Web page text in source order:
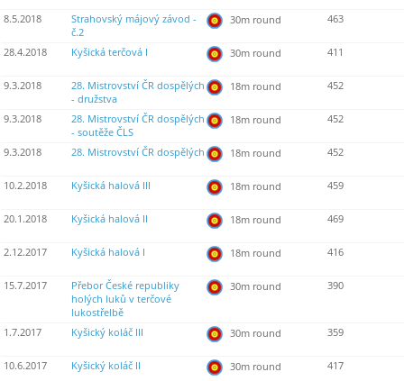
8.5.2018
Strahovský májový závod -
č.2
30m round 463
28.4.2018 Kyšická terčová I 30m round 411
9.3.2018
28. Mistrovství ČR dospělých
- družstva
18m round 452
9.3.2018
28. Mistrovství ČR dospělých
- soutěže ČLS
18m round 452
9.3.2018 28. Mistrovství ČR dospělých 18m round 452
10.2.2018 Kyšická halová III 18m round 459
20.1.2018 Kyšická halová II 18m round 469
2.12.2017 Kyšická halová I 18m round 416
15.7.2017
Přebor České republiky
holých luků v terčové
lukostřelbě
30m round 390
1.7.2017 Kyšický koláč III 30m round 359
10.6.2017 Kyšický koláč II 30m round 417